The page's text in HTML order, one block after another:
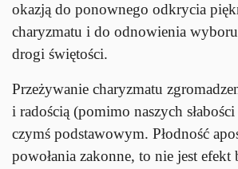
okazją do ponownego odkrycia
charyzmatu i do odnowienia
drogi świętości.
Przeżywanie charyzmatu
i radością (pomimo naszych
czymś podstawowym. Płodność
powołania zakonne, to nie jest